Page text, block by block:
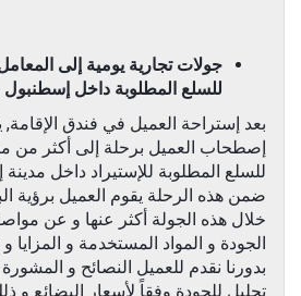
جولات تجارية يومية إلى
للسلع المطلوبة داخل إسطنبول
بعد إستراحة العميل في فندق الإقامة,
إصطحاب العميل برحلة إلى أكثر من
للسلع المطلوبة للإستيراد داخل
ضمن هذه الرحلة يقوم العميل برؤية
خلال هذه الجولة أكثر عنها و عن
الجودة و المواد المستخدمة و المزايا
بدورنا نقدم للعميل النصائح و
تحليل للجودة وفقاً لأسعار البضائع